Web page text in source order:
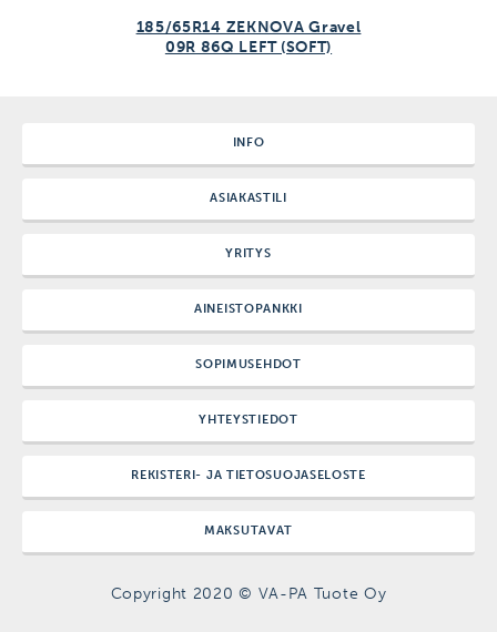
185/65R14 ZEKNOVA Gravel
09R 86Q LEFT (SOFT)
INFO
ASIAKASTILI
YRITYS
AINEISTOPANKKI
SOPIMUSEHDOT
YHTEYSTIEDOT
REKISTERI- JA TIETOSUOJASELOSTE
MAKSUTAVAT
Copyright 2020 © VA-PA Tuote Oy